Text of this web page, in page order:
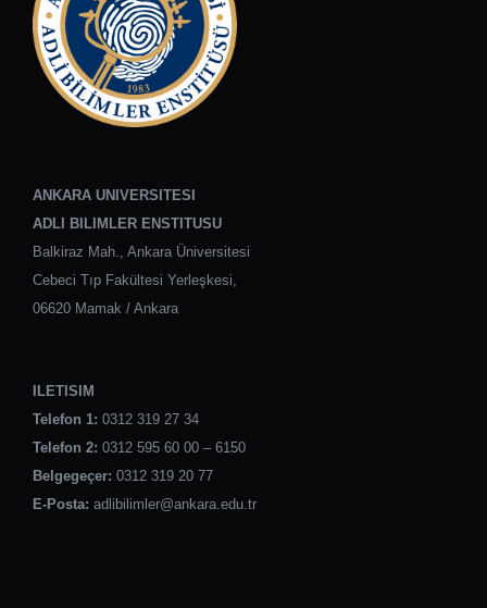
ANKARA UNIVERSITESI
ADLI BILIMLER ENSTITUSU
Balkiraz Mah., Ankara Üniversitesi
Cebeci Tıp Fakültesi Yerleşkesi,
06620 Mamak / Ankara
ILETISIM
Telefon 1: 0312 319 27 34
Telefon 2: 0312 595 60 00 – 6150
Belgegeçer: 0312 319 20 77
E-Posta: adlibilimler@ankara.edu.tr